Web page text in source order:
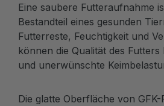
Eine saubere Futteraufnahme
Bestandteil eines gesunden
Futterreste, Feuchtigkeit und
können die Qualität des Futters
und unerwünschte
Die glatte Oberfläche von